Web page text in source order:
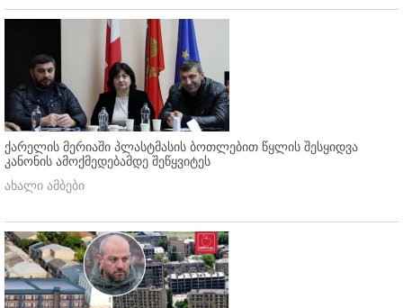
ქარელის მერიაში პლასტმასის ბოთლებით წყლის შესყიდვა
კანონის ამოქმედებამდე შეწყვიტეს
ახალი ამბები